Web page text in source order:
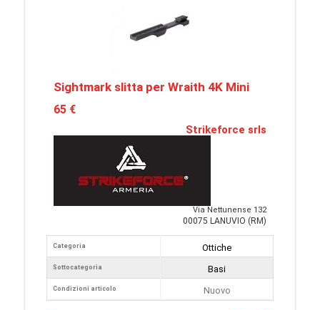
Sightmark slitta per Wraith 4K Mini
65 €
Strikeforce srls
Via Nettunense 132
00075 LANUVIO (RM)
Categoria
Sottocategoria
Condizioni articolo
Ottiche
Basi
Nuovo